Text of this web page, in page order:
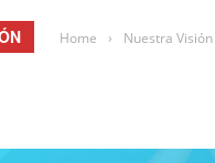
Home › Nuestra Visión